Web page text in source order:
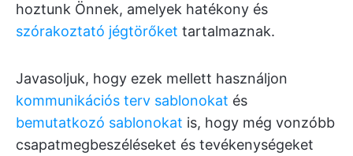
hoztunk Önnek, amelyek hatékony és
szórakoztató jégtörőket tartalmaznak.
Javasoljuk, hogy ezek mellett használjon
kommunikációs terv sablonokat és
bemutatkozó sablonokat is, hogy még vonzóbb
csapatmegbeszéléseket és tevékenységeket